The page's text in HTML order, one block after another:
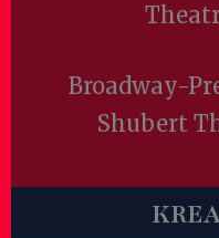
Broadway-
Shubert